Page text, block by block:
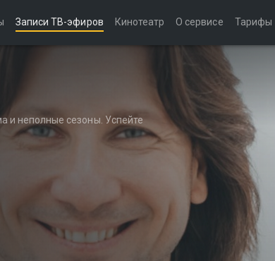
Записи ТВ-эфиров Кинотеатр О сервисе Тарифы
и неполные сезоны. Успейте